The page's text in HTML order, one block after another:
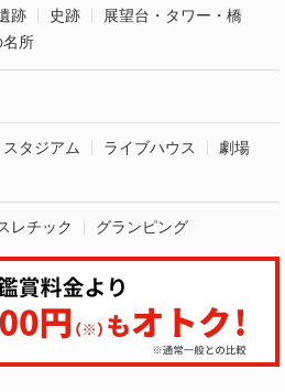
跡 史跡
展望台・タワー・橋
名所
タジアム ライブハウス
劇場
レチック グランピング